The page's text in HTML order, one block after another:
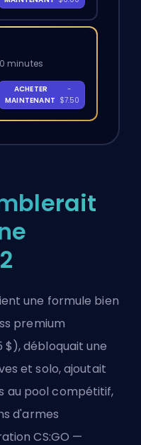
minutes
ACHETER
MAINTENANT
-
$7.50
une formule bien
premium
débloquait une
et solo, ajoutait
au pool compétitif,
d'armes
CS:GO —